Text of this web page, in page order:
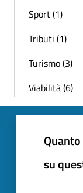
Sport (1)
Tributi (1)
Turismo (3)
Viabilità (6)
su